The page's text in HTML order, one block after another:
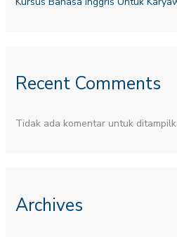
Recent Comments
Tidak ada komentar untuk
Archives